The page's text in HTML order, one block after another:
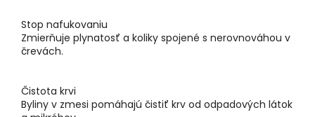
Stop nafukovaniu
Zmierňuje plynatosť a koliky spojené s nerovnováhou v
črevách.
Čistota krvi
Byliny v zmesi pomáhajú čistiť krv od odpadových látok